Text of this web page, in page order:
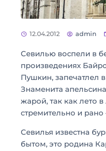
12.04.2012 admin
Севилью воспели в
произведениях
Пушкин, запечатлел
Знаменита
жарой, так как лето
стремительно и
Севилья известна
бытом, это родина